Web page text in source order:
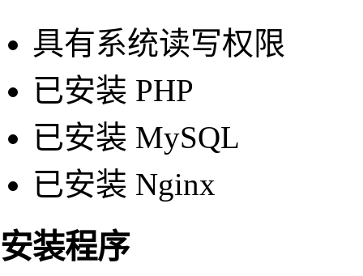
具有系统读写权限
已安装 PHP
已安装 MySQL
已安装 Nginx
安装程序